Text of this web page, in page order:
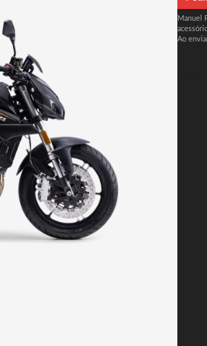
Manuel
Ao